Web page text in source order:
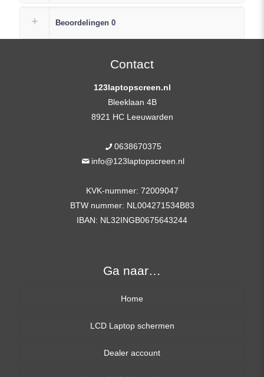
Beoordelingen 0
Contact
123laptopscreen.nl
Bleeklaan 4B
8921 HC Leeuwarden
0638670375
info@123laptopscreen.nl
KVK-nummer: 72009047
BTW nummer: NL004271534B83
IBAN: NL32INGB0675643244
Ga naar…
Home
LCD Laptop schermen
13,3 inch
Dealer account